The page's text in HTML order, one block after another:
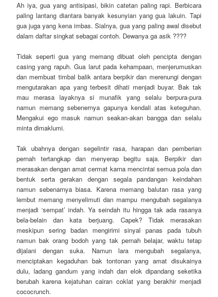
Ah iya, gua yang antisipasi, bikin catetan paling rapi. Berbicara
paling lantang diantara banyak kesunyian yang gua lakuin. Tapi
gua juga yang kena imbas. Sialnya, gua yang paling awal disebut
dalam daftar singkat sebagai contoh. Dewanya ga asik ????
Tidak seperti gua yang memang dibuat oleh pencipta dengan
casing yang rapuh. Gua larut pada kehampaan, menjerumuskan
dan membuat timbal balik antara berpikir dan merenungi dengan
mengutarakan apa yang terbesit dihati menjadi buyar. Bak tak
mau merasa layaknya si munafik yang selalu berpura-pura
namun memang sebenernya gapunya kendali atas keteguhan.
Mengakui ego masuk namun seakan-akan bangga dan selalu
minta dimaklumi.
Tak ubahnya dengan segelintir rasa, harapan dan pemberian
pernah tertangkap dan menyerap begitu saja. Berpikir dan
merasakan dengan amat cermat karna mencintai semua pola dan
bentuk serta gerakan dengan segala pandangan keindahan
namun sebenarnya biasa. Karena memang balutan rasa yang
lembut memang menyelimuti dan mampu mengubah segalanya
menjadi ‘sempat’ indah. Ya seindah itu hingga tak ada rasanya
bela-belain dan kata berjuang. Capek? Tidak merasakan
meskipun sering badan mengirimi sinyal panas pada tubuh
namun bak orang bodoh yang tak pernah belajar, waktu tetap
dijalani dengan suka. Namun lara mengubah segalanya,
menciptakan kegaduhan bak tontonan yang amat disukainya
dulu, ladang gandum yang indah dan elok dipandang seketika
berubah karena kejatuhan cairan coklat yang berakhir menjadi
cococrunch.